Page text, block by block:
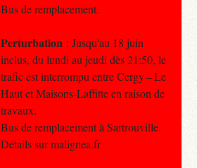
Bus de remplacement.
Perturbation : Jusqu'au 18 juin
inclus, du lundi au jeudi dès 21:50, le
trafic est interrompu entre Cergy – Le
Haut et Maisons-Laffitte en raison de
travaux.
Bus de remplacement à Sartrouville.
Détails sur malignea.fr